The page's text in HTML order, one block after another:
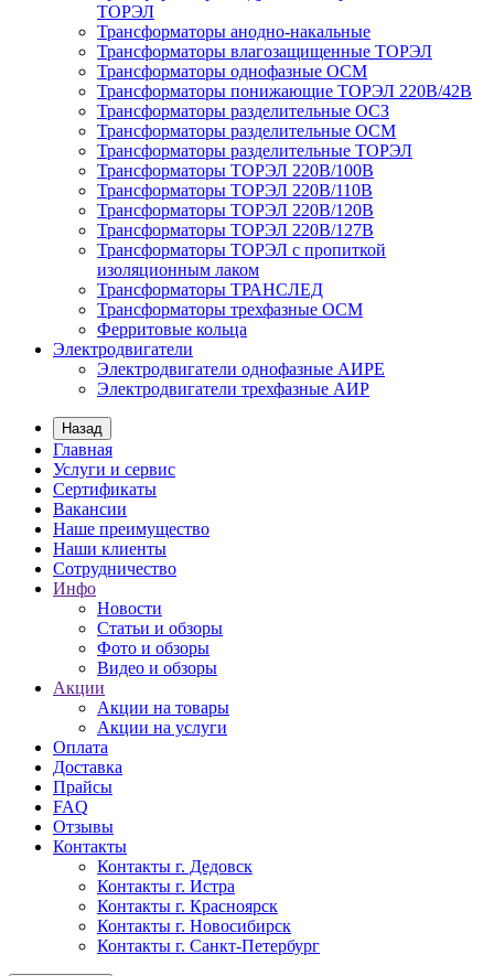
ТОРЭЛ
Трансформаторы анодно-накальные
Трансформаторы влагозащищенные ТОРЭЛ
Трансформаторы однофазные ОСМ
Трансформаторы понижающие ТОРЭЛ 220В/42В
Трансформаторы разделительные ОСЗ
Трансформаторы разделительные ОСМ
Трансформаторы разделительные ТОРЭЛ
Трансформаторы ТОРЭЛ 220В/100В
Трансформаторы ТОРЭЛ 220В/110В
Трансформаторы ТОРЭЛ 220В/120В
Трансформаторы ТОРЭЛ 220В/127В
Трансформаторы ТОРЭЛ с пропиткой
изоляционным лаком
Трансформаторы ТРАНСЛЕД
Трансформаторы трехфазные ОСМ
Ферритовые кольца
Электродвигатели
Электродвигатели однофазные АИРЕ
Электродвигатели трехфазные АИР
Назад
Главная
Услуги и сервис
Сертификаты
Вакансии
Наше преимущество
Наши клиенты
Сотрудничество
Инфо
Новости
Статьи и обзоры
Фото и обзоры
Видео и обзоры
Акции
Акции на товары
Акции на услуги
Оплата
Доставка
Прайсы
FAQ
Отзывы
Контакты
Контакты г. Дедовск
Контакты г. Истра
Контакты г. Красноярск
Контакты г. Новосибирск
Контакты г. Санкт-Петербург